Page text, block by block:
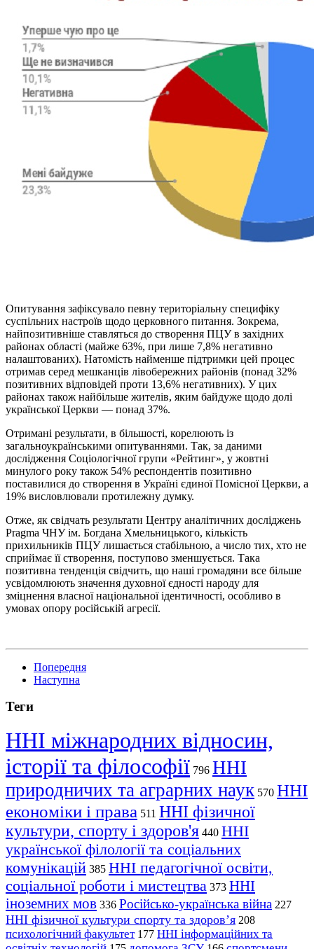
Опитування зафіксувало певну територіальну специфіку
суспільних настроїв щодо церковного питання. Зокрема,
найпозитивніше ставляться до створення ПЦУ в західних
районах області (майже 63%, при лише 7,8% негативно
налаштованих). Натомість найменше підтримки цей процес
отримав серед мешканців лівобережних районів (понад 32%
позитивних відповідей проти 13,6% негативних). У цих
районах також найбільше жителів, яким байдуже щодо долі
української Церкви — понад 37%.
Отримані результати, в більшості, корелюють із
загальноукраїнськими опитуваннями. Так, за даними
дослідження Соціологічної групи «Рейтинг», у жовтні
минулого року також 54% респондентів позитивно
поставилися до створення в Україні єдиної Помісної Церкви, а
19% висловлювали протилежну думку.
Отже, як свідчать результати Центру аналітичних досліджень
Pragma ЧНУ ім. Богдана Хмельницького, кількість
прихильників ПЦУ лишається стабільною, а число тих, хто не
сприймає її створення, поступово зменшується. Така
позитивна тенденція свідчить, що наші громадяни все більше
усвідомлюють значення духовної єдності народу для
зміцнення власної національної ідентичності, особливо в
умовах опору російській агресії.
Попередня
Наступна
Теги
ННІ міжнародних відносин,
історії та філософії 796 ННІ
природничих та аграрних наук 570 ННІ
економіки і права 511 ННІ фізичної
культури, спорту і здоров'я 440 ННІ
української філології та соціальних
комунікацій 385 ННІ педагогічної освіти,
соціальної роботи і мистецтва 373 ННІ
іноземних мов 336 Російсько-українська війна 227
ННІ фізичної культури спорту та здоров’я 208
психологічний факультет 177 ННІ інформаційних та